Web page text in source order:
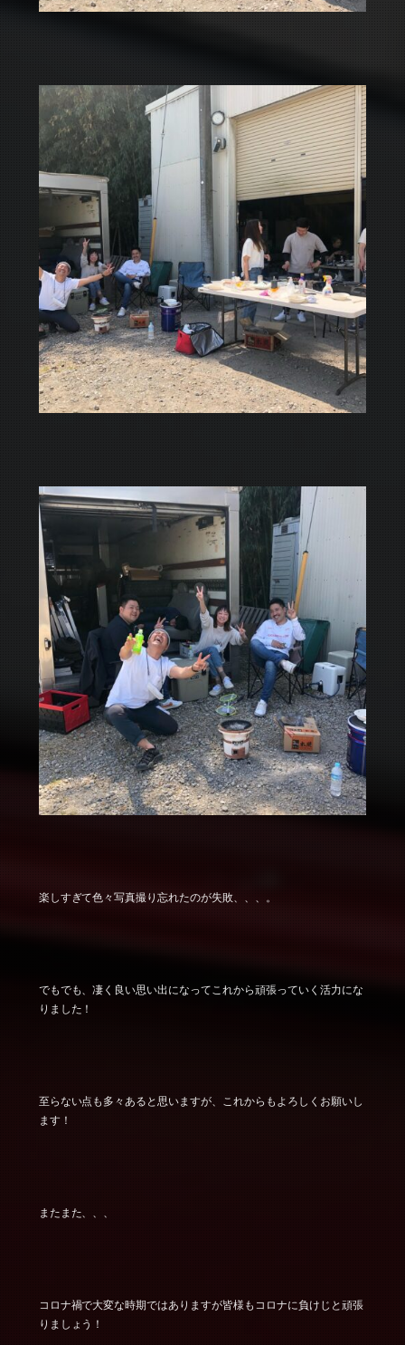
楽しすぎて色々写真撮り忘れたのが失敗、、、。
でもでも、凄く良い思い出になってこれから頑張っていく活力にな
りました！
至らない点も多々あると思いますが、これからもよろしくお願いし
ます！
またまた、、、
コロナ禍で大変な時期ではありますが皆様もコロナに負けじと頑張
りましょう！